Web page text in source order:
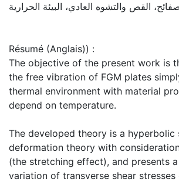
القص والتشوه العادي، البيئة الحرارية
Résumé (Anglais)) :
The objective of the present work is
the free vibration of FGM plates
thermal environment with material
depend on temperature.
The developed theory is a hyperbolic
deformation theory with
(the stretching effect), and presents
variation of transverse shear